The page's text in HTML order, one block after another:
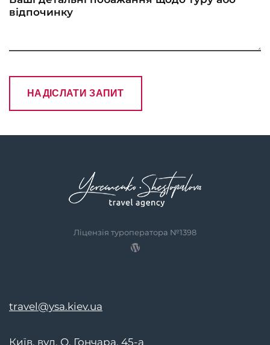
Ліцензія туроператора №1398
travel@ysa.kiev.ua
Київ, вул. О. Гончара, 45-а